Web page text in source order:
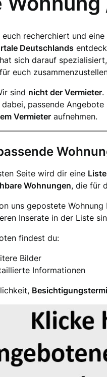
recherchiert und
Deutschlands
sich darauf spezialisiert,
euch
sind nicht der Vermieter.
passende
Vermieter aufnehmen.
Seite wird dir eine
Wohnungen, die für
uns gepostete
Inserate in der Liste
findest du:
Bilder
Informationen